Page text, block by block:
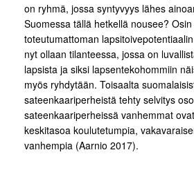
on ryhmä, jossa syntyvyys lähes
Suomessa tällä hetkellä nousee?
toteutumattoman
nyt ollaan tilanteessa, jossa on
lapsista ja siksi lapsentekohommiin
myös ryhdytään. Toisaalta
sateenkaariperheistä tehty selvitys
sateenkaariperheissä vanhemmat
keskitasoa koulutetumpia,
vanhempia (Aarnio 2017).